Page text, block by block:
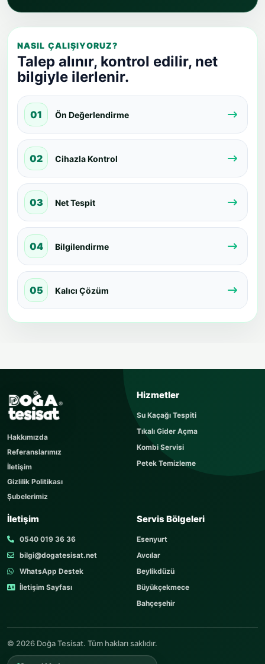
NASIL ÇALIŞIYORUZ?
Talep alınır, kontrol edilir, net
bilgiyle ilerlenir.
01 Ön Değerlendirme
02 Cihazla Kontrol
03 Net Tespit
04 Bilgilendirme
05 Kalıcı Çözüm
Sorunuzu kısaca yazın
Sorunuz hemen yayınlanır, cevabı yaklaşık 60
dakika içerisinde cevaplanır. Sorular sayfamızı
KONU
Hakkımızda
Referanslarımız
İletişim
Gizlilik Politikası
Şubelerimiz
Hizmetler
Su Kaçağı Tespiti
Tıkalı Gider Açma
Kombi Servisi
Petek Temizleme
İletişim
0540 019 36 36
bilgi@dogatesisat.net
WhatsApp Destek
İletişim Sayfası
Servis Bölgeleri
Esenyurt
Avcılar
Beylikdüzü
Büyükçekmece
Bahçeşehir
© 2026 Doğa Tesisat. Tüm hakları saklıdır.